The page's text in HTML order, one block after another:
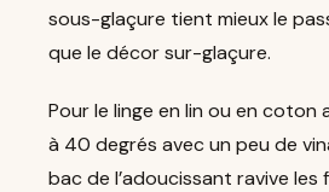
sous-glaçure tient mieux le
que le décor sur-glaçure.
Pour le linge en lin ou en coton
à 40 degrés avec un peu de
bac de l’adoucissant ravive